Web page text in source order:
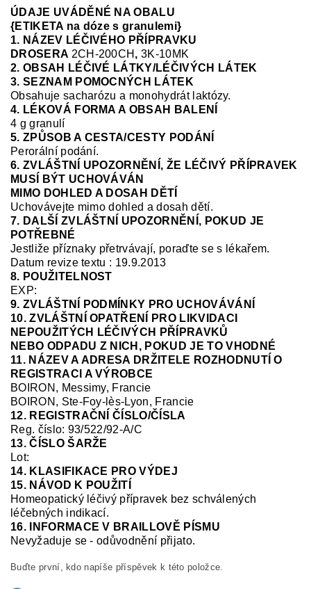
ÚDAJE UVÁDĚNÉ NA OBALU
{ETIKETA na dóze s granulemi}
1. NÁZEV LÉČIVÉHO PŘÍPRAVKU
DROSERA 2CH-200CH ,3K-10MK
2. OBSAH LÉČIVÉ LÁTKY/LÉČIVÝCH LÁTEK
3. SEZNAM POMOCNÝCH LÁTEK
Obsahuje sacharózu a monohydrát laktózy.
4. LÉKOVÁ FORMA A OBSAH BALENÍ
4 g granulí
5. ZPŮSOB A CESTA/CESTY PODÁNÍ
Perorální podání.
6. ZVLÁŠTNÍ UPOZORNĚNÍ, ŽE LÉČIVÝ PŘÍPRAVEK
MUSÍ BÝT UCHOVÁVÁN
MIMO DOHLED A DOSAH DĚTÍ
Uchovávejte mimo dohled a dosah dětí.
7. DALŠÍ ZVLÁŠTNÍ UPOZORNĚNÍ, POKUD JE
POTŘEBNÉ
Jestliže příznaky přetrvávají, poraďte se s lékařem.
Datum revize textu : 19.9.2013
8. POUŽITELNOST
EXP:
9. ZVLÁŠTNÍ PODMÍNKY PRO UCHOVÁVÁNÍ
10. ZVLÁŠTNÍ OPATŘENÍ PRO LIKVIDACI
NEPOUŽITÝCH LÉČIVÝCH PŘÍPRAVKŮ
NEBO ODPADU Z NICH, POKUD JE TO VHODNÉ
11. NÁZEV A ADRESA DRŽITELE ROZHODNUTÍ O
REGISTRACI A VÝROBCE
BOIRON, Messimy, Francie
BOIRON, Ste-Foy- lès-Lyon, Francie
12. REGISTRAČNÍ ČÍSLO/ČÍSLA
Reg. číslo: 93/522/92-A/C
13. ČÍSLO ŠARŽE
Lot:
14. KLASIFIKACE PRO VÝDEJ
15. NÁVOD K POUŽITÍ
Homeopatický léčivý přípravek bez schválených
léčebných indikací.
16. INFORMACE V BRAILLOVĚ PÍSMU
Nevyžaduje se-odůvodnění přijato.
Buďte první, kdo napíše příspěvek k této položce.